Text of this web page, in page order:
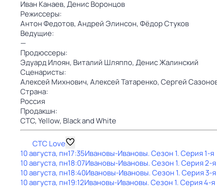
Иван Канаев,Денис Воронцов
Режиссеры:
Антон Федотов,Андрей Элинсон,Фёдор Стуков
Ведущие:
—
Продюссеры:
Эдуард Илоян, Виталий Шляппо,Денис Жалинский
Сценаристы:
Алексей Михнович,Алексей Татаренко,Сергей
Страна:
Россия
Продакшн:
СТС,Yellow, Black and White
СТС Love
10 августа, пн17:35Ивановы-Ивановы. Сезон 1. Серия 1-я
10 августа, пн18:07Ивановы-Ивановы. Сезон 1. Серия 2-я
10 августа, пн18:40Ивановы-Ивановы. Сезон 1. Серия 3-я
10 августа, пн19:12Ивановы-Ивановы. Сезон 1. Серия 4-я